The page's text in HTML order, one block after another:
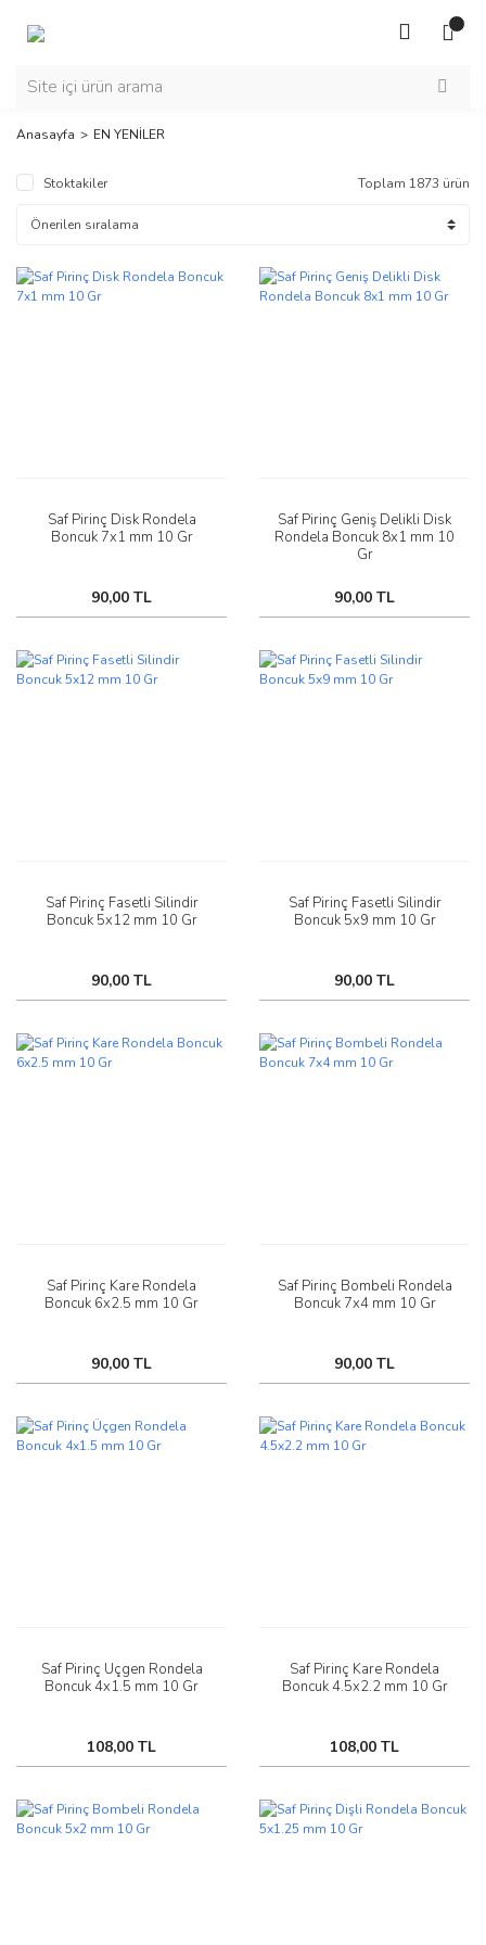
Anasayfa EN YENİLER
Stoktakiler Toplam 1873 ürün
Saf Pirinç Disk Rondela
Boncuk 7x1 mm 10 Gr
90,00 TL
Saf Pirinç Geniş Delikli Disk
Rondela Boncuk 8x1 mm 10
Gr
90,00 TL
Saf Pirinç Fasetli Silindir
Boncuk 5x12 mm 10 Gr
90,00 TL
Saf Pirinç Fasetli Silindir
Boncuk 5x9 mm 10 Gr
90,00 TL
Saf Pirinç Kare Rondela
Boncuk 6x2.5 mm 10 Gr
90,00 TL
Saf Pirinç Bombeli Rondela
Boncuk 7x4 mm 10 Gr
90,00 TL
Saf Pirinç Üçgen Rondela
Boncuk 4x1.5 mm 10 Gr
108,00 TL
Saf Pirinç Kare Rondela
Boncuk 4.5x2.2 mm 10 Gr
108,00 TL